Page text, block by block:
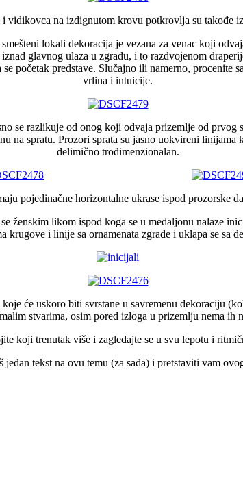
vidikovca na izdignutom krovu potkrovlja su takođe
lokali dekoracija je vezana za venac koji
glavnog ulaza u zgradu, i to razdvojenom
početak predstave. Slučajno ili namerno,
vrlina i intuicije.
se razlikuje od onog koji odvaja prizemlje od
spratu. Prozori sprata su jasno uokvireni linijama
delimično trodimenzionalan.
pojedinačne horizontalne ukrase ispod prozorske
ženskim likom ispod koga se u medaljonu nalaze
krugove i linije sa ornamenata zgrade i uklapa se sa
će uskoro biti svrstane u savremenu dekoraciju
stvarima, osim pored izloga u prizemlju nema ih
koji trenutak više i zagledajte se u svu lepotu i
tekst na ovu temu (za sada) i pretstaviti vam